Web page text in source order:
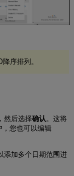
序排列。
然后选择确认。这将
，您也可以编辑
添加多个日期范围进